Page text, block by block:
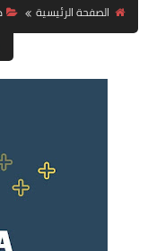
الصفحة الرئيسية